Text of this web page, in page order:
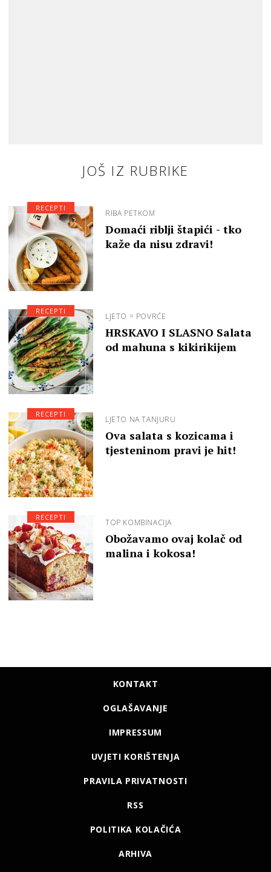
JOŠ IZ RUBRIKE
RIBA PETKOM
Domaći riblji štapići - tko
kaže da nisu zdravi!
RECEPTI
LJETO = POVRĆE
HRSKAVO I SLASNO Salata
od mahuna s kikirikijem
RECEPTI
LJETO NA TANJURU
Ova salata s kozicama i
tjesteninom pravi je hit!
RECEPTI
TOP KOMBINACIJA
Obožavamo ovaj kolač od
malina i kokosa!
RECEPTI
KONTAKT
OGLAŠAVANJE
IMPRESSUM
UVJETI KORIŠTENJA
PRAVILA PRIVATNOSTI
RSS
POLITIKA KOLAČIĆA
ARHIVA